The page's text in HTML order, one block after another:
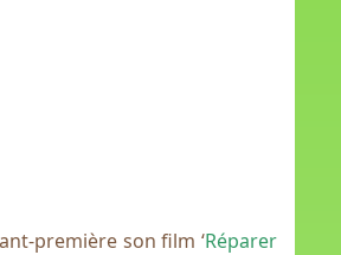
première son film ‘Réparer